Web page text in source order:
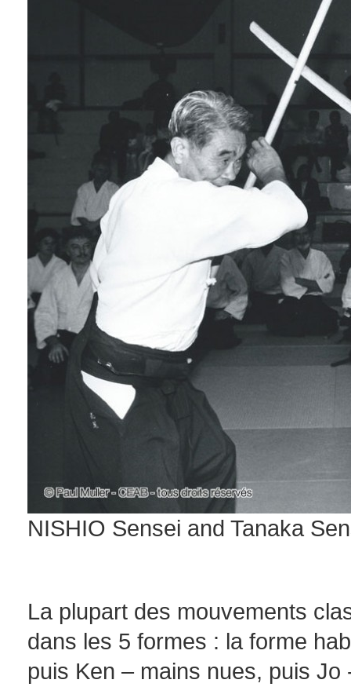
NISHIO Sensei and Tanaka
La plupart des mouvements
dans les 5 formes : la forme
puis Ken – mains nues, puis